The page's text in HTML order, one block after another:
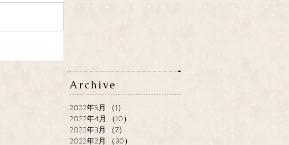
Archive
2022年5月 （1）
2022年4月
（10）
2022年3月
（7）
2022年2月
（30）